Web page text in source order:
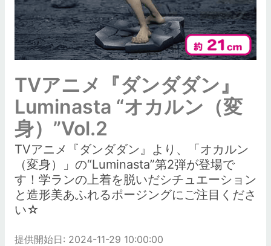
TVアニメ『ダンダダン』
Luminasta “オカルン（変
身）”Vol.2
TVアニメ『ダンダダン』より、「オカルン
（変身）」の“Luminasta”第2弾が登場で
す！学ランの上着を脱いだシチュエーション
と造形美あふれるポージングにご注目くださ
い☆
提供開始日: 2024-11-29 10:00:00